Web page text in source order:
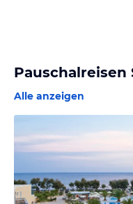
Pauschalreisen
Alle anzeigen